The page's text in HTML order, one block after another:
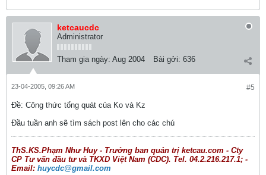
ketcaucdc
Administrator
Tham gia ngày: Aug 2004 Bài gởi: 636
#5
23-04-2005, 09:26 AM
Ðề: Công thức tổng quát của Ko và Kz
Đầu tuần anh sẽ tìm sách post lên cho các chú
ThS.KS.Phạm Như Huy - Trưởng ban quản trị ketcau.com - Cty
CP Tư vấn đầu tư và TKXD Việt Nam (CDC). Tel. 04.2.216.217.1; -
Email: huycdc@gmail.com